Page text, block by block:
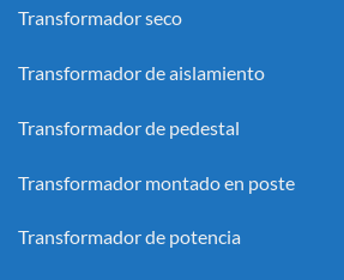
Transformador seco
Transformador de aislamiento
Transformador de pedestal
Transformador montado en poste
Transformador de potencia